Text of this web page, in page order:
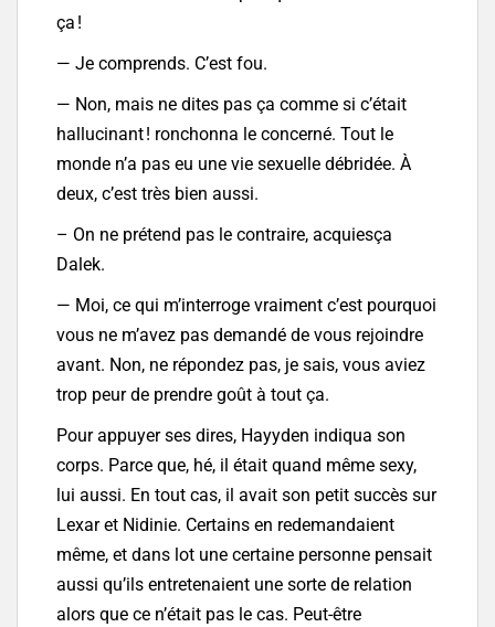
ça !
— Je comprends. C’est fou.
— Non, mais ne dites pas ça comme si c’était
hallucinant ! ronchonna le concerné. Tout le
monde n’a pas eu une vie sexuelle débridée. À
deux, c’est très bien aussi.
– On ne prétend pas le contraire, acquiesça
Dalek.
— Moi, ce qui m’interroge vraiment c’est pourquoi
vous ne m’avez pas demandé de vous rejoindre
avant. Non, ne répondez pas, je sais, vous aviez
trop peur de prendre goût à tout ça.
Pour appuyer ses dires, Hayyden indiqua son
corps. Parce que, hé, il était quand même sexy,
lui aussi. En tout cas, il avait son petit succès sur
Lexar et Nidinie. Certains en redemandaient
même, et dans lot une certaine personne pensait
aussi qu’ils entretenaient une sorte de relation
alors que ce n’était pas le cas. Peut-être